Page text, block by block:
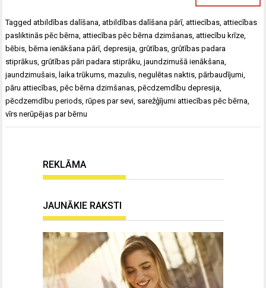
Taggedatbildības dalīšana ,atbildības dalīšana pārī,attiecības ,attiecības
pasliktinās pēc bērna ,attiecības pēc bērna dzimšanas ,attiecību krīze
bēbis ,bērna ienākšana pārī,depresija ,grūtības ,grūtības padara
stiprākus ,grūtības pāri padara stiprāku ,jaundzimušā ienākšana
jaundzimušais ,laika trūkums ,mazulis ,negulētas naktis ,pārbaudījumi
pāru attiecības ,pēc bērna dzimšanas ,pēcdzemdību depresija
pēcdzemdību periods ,rūpes par sevi sarežģījumi attiecības pēc bērna
vīrs nerūpējas par bērnu
REKLĀMA
JAUNĀKIE RAKSTI